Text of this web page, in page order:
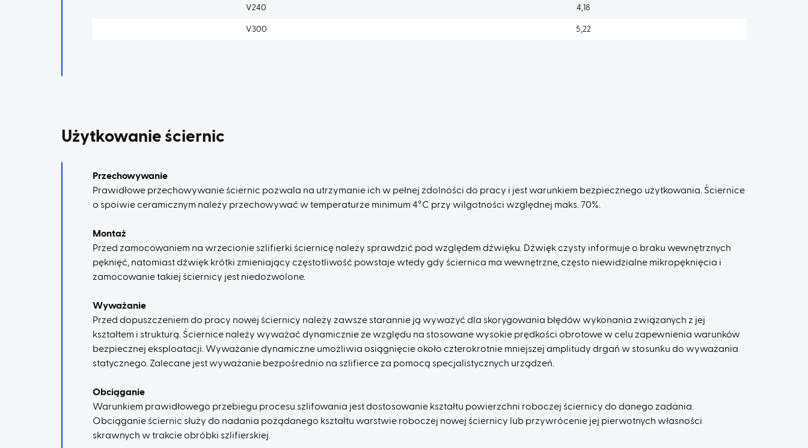
V240 4,18
V300 5,22
Użytkowanie ściernic
Przechowywanie
Prawidłowe przechowywanie ściernic pozwala na utrzymanie ich w pełnej zdolności do pracy i jest warunkiem bezpiecznego użytkowania. Ściernice
o spoiwie ceramicznym należy przechowywać w temperaturze minimum 4°C przy wilgotności względnej maks. 70%.
Montaż
Przed zamocowaniem na wrzecionie szlifierki ściernicę należy sprawdzić pod względem dźwięku. Dźwięk czysty informuje o braku wewnętrznych
pęknięć, natomiast dźwięk krótki zmieniający częstotliwość powstaje wtedy gdy ściernica ma wewnętrzne, często niewidzialne mikropęknięcia i
zamocowanie takiej ściernicy jest niedozwolone.
Wyważanie
Przed dopuszczeniem do pracy nowej ściernicy należy zawsze starannie ją wyważyć dla skorygowania błędów wykonania związanych z jej
kształtem i strukturą. Ściernice należy wyważać dynamicznie ze względu na stosowane wysokie prędkości obrotowe w celu zapewnienia warunków
bezpiecznej eksploatacji. Wyważanie dynamiczne umożliwia osiągnięcie około czterokrotnie mniejszej amplitudy drgań w stosunku do wyważania
statycznego. Zalecane jest wyważanie bezpośrednio na szlifierce za pomocą specjalistycznych urządzeń.
Obciąganie
Warunkiem prawidłowego przebiegu procesu szlifowania jest dostosowanie kształtu powierzchni roboczej ściernicy do danego zadania.
Obciąganie ściernic służy do nadania pożądanego kształtu warstwie roboczej nowej ściernicy lub przywrócenie jej pierwotnych własności
skrawnych w trakcie obróbki szlifierskiej.